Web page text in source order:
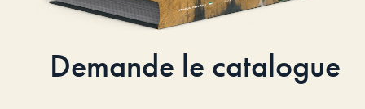
Demande le catalogue